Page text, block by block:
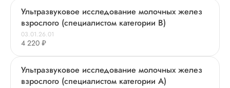
Ультразвуковое исследование молочных желез
взрослого (специалистом категории В)
03.01.26.01
4 220 ₽
Ультразвуковое исследование молочных желез
взрослого (специалистом категории А)